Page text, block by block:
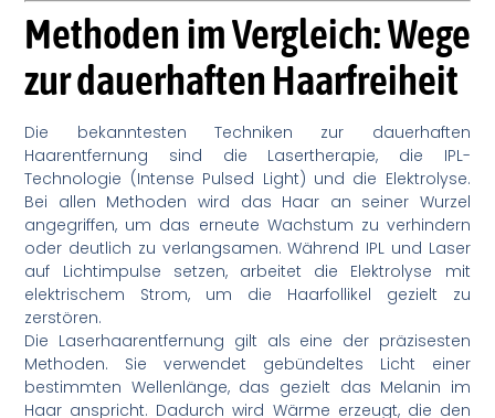
Methoden im Vergleich: Wege
zur dauerhaften Haarfreiheit
Die bekanntesten Techniken zur dauerhaften
Haarentfernung sind die Lasertherapie, die IPL-
Technologie (Intense Pulsed Light) und die Elektrolyse.
Bei allen Methoden wird das Haar an seiner Wurzel
angegriffen, um das erneute Wachstum zu verhindern
oder deutlich zu verlangsamen. Während IPL und Laser
auf Lichtimpulse setzen, arbeitet die Elektrolyse mit
elektrischem Strom, um die Haarfollikel gezielt zu
zerstören.
Die Laserhaarentfernung gilt als eine der präzisesten
Methoden. Sie verwendet gebündeltes Licht einer
bestimmten Wellenlänge, das gezielt das Melanin im
Haar anspricht. Dadurch wird Wärme erzeugt, die den